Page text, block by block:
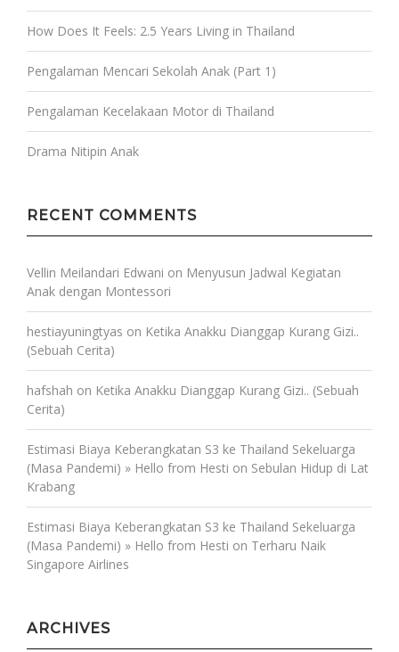
How Does It Feels: 2.5 Years Living in Thailand
Pengalaman Mencari Sekolah Anak (Part 1)
Pengalaman Kecelakaan Motor di Thailand
Drama Nitipin Anak
RECENT COMMENTS
Vellin Meilandari Edwani on Menyusun Jadwal Kegiatan
Anak dengan Montessori
hestiayuningtyas on Ketika Anakku Dianggap Kurang Gizi..
(Sebuah Cerita)
hafshah on Ketika Anakku Dianggap Kurang Gizi.. (Sebuah
Cerita)
Estimasi Biaya Keberangkatan S3 ke Thailand Sekeluarga
(Masa Pandemi) » Hello from Hesti on Sebulan Hidup di Lat
Krabang
Estimasi Biaya Keberangkatan S3 ke Thailand Sekeluarga
(Masa Pandemi) » Hello from Hesti on Terharu Naik
Singapore Airlines
ARCHIVES